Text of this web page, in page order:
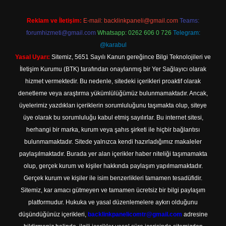
Reklam ve İletişim: E-mail: backlinkpaneli@gmail.com Teams:
forumhizmeti@gmail.com Whatsapp: 0262 606 0 726 Telegram:
@karabul
Yasal Uyarı: Sitemiz, 5651 Sayılı Kanun gereğince Bilgi Teknolojileri ve
İletişim Kurumu (BTK) tarafından onaylanmış bir Yer Sağlayıcı olarak
hizmet vermektedir. Bu nedenle, sitedeki içerikleri proaktif olarak
denetleme veya araştırma yükümlülüğümüz bulunmamaktadır. Ancak,
üyelerimiz yazdıkları içeriklerin sorumluluğunu taşımakta olup, siteye
üye olarak bu sorumluluğu kabul etmiş sayılırlar. Bu internet sitesi,
herhangi bir marka, kurum veya şahıs şirketi ile hiçbir bağlantısı
bulunmamaktadır. Sitede yalnızca kendi hazırladığımız makaleler
paylaşılmaktadır. Burada yer alan içerikler haber niteliği taşımamakta
olup, gerçek kurum ve kişiler hakkında paylaşım yapılmamaktadır.
Gerçek kurum ve kişiler ile isim benzerlikleri tamamen tesadüfidir.
Sitemiz, kar amacı gütmeyen ve tamamen ücretsiz bir bilgi paylaşım
platformudur. Hukuka ve yasal düzenlemelere aykırı olduğunu
düşündüğünüz içerikleri, backlinkpanelicomtr@gmail.com adresine